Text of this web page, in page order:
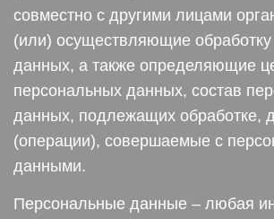
совместно с другими лицами
(или) осуществляющие
данных, а также определяющие
персональных данных, состав
данных, подлежащих обработке,
(операции), совершаемые с
данными.
Персональные данные – любая